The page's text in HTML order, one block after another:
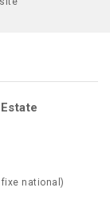
fixe national)